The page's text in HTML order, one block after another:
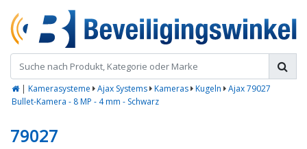
| Kamerasysteme Ajax Systems Kameras Kugeln
Ajax 79027
Bullet-Kamera - 8 MP - 4 mm - Schwarz
79027